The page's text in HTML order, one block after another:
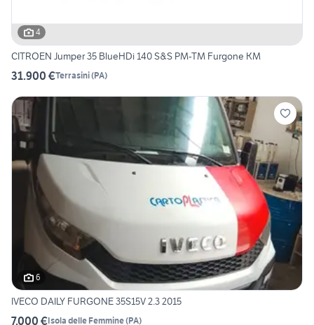
4
CITROEN Jumper 35 BlueHDi 140 S&S PM-TM Furgone KM
31.900 €Terrasini(PA)
6
IVECO DAILY FURGONE 35S15V 2.3 2015
7.000 €Isola delle Femmine(PA)